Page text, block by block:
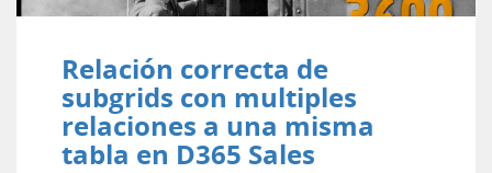
Relación correcta de
subgrids con multiples
relaciones a una misma
tabla en D365 Sales